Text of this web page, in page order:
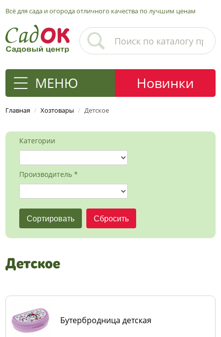
Всё для сада и огорода отличного качества по лучшим ценам
МЕНЮ Новинки
Главная / Хозтовары / Детское
Категории
Производитель *
Детское
Бутербродница детская